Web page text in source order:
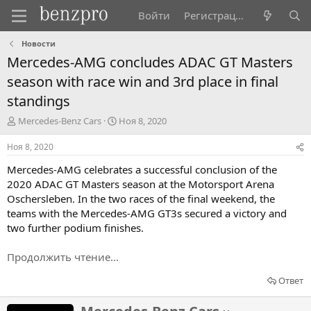
Войти Регистрация
Новости
Mercedes-AMG concludes ADAC GT Masters
season with race win and 3rd place in final
standings
А
в
т
о
р
т
е
ы
Mercedes-Benz Cars
Д
а
а
н
а
ч
л
а
Ноя 8, 2020
Ноя 8, 2020
Mercedes-AMG celebrates a successful conclusion of the
2020 ADAC GT Masters season at the Motorsport Arena
Oschersleben. In the two races of the final weekend, the
teams with the Mercedes-AMG GT3s secured a victory and
two further podium finishes.
Продолжить чтение...
Ответ
Н